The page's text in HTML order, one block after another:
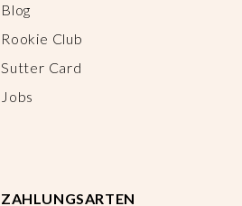
Blog
Rookie Club
Sutter Card
Jobs
ZAHLUNGSARTEN